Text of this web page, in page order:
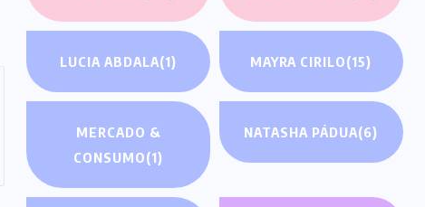
LUCIA ABDALA(1) MAYRA CIRILO(15)
MERCADO &
CONSUMO(1)
NATASHA PÁDUA(6)